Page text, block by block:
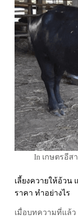
In เกษตรอีส
เลี้ยงควายให้อ้วน
ราคา ทำอย่างไร
เมื่อบทความที่แล้ว